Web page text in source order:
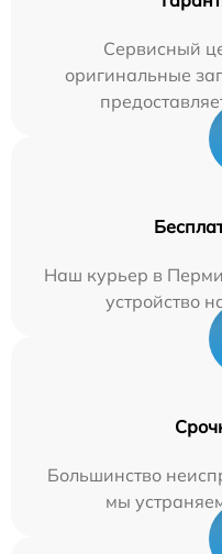
Сервисный
оригинальные
Наш курьер в
устройство
Большинство
мы